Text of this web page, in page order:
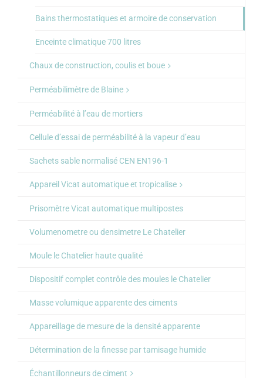
Bains thermostatiques et armoire de conservation
Enceinte climatique 700 litres
Chaux de construction, coulis et boue
Perméabilimètre de Blaine
Perméabilité à l’eau de mortiers
Cellule d’essai de perméabilité à la vapeur d’eau
Sachets sable normalisé CEN EN196-1
Appareil Vicat automatique et tropicalise
Prisomètre Vicat automatique multipostes
Volumenometre ou densimetre Le Chatelier
Moule le Chatelier haute qualité
Dispositif complet contrôle des moules le Chatelier
Masse volumique apparente des ciments
Appareillage de mesure de la densité apparente
Détermination de la finesse par tamisage humide
Échantillonneurs de ciment